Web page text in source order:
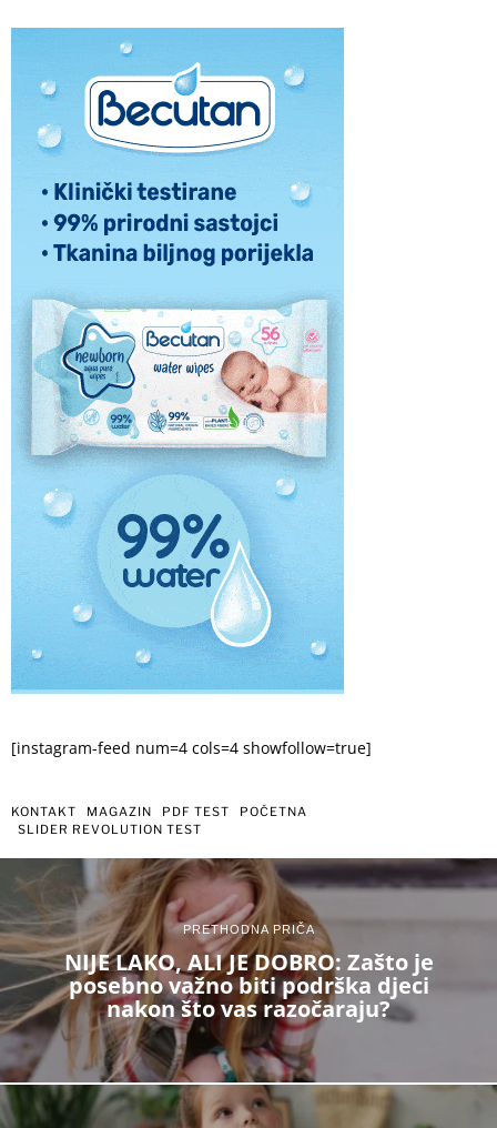
[instagram-feed num=4 cols=4 showfollow=true]
KONTAKT MAGAZIN PDF TEST
POČETNA
SLIDER REVOLUTION TEST
PRETHODNA PRIČA
NIJE LAKO, ALI JE DOBRO: Zašto je
posebno važno biti podrška djeci
nakon što vas razočaraju?